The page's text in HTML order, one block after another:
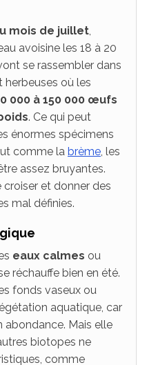
mois de juillet,
avoisine les 18 à 20
se rassembler dans
où les
000 à 150 000 œufs
. Ce qui peut
énormes spécimens
comme la brème, les
assez bruyantes.
et donner des
mal définies.
eaux calmes ou
réchauffe bien en été.
fonds vaseux ou
aquatique, car
abondance. Mais elle
biotopes ne
comme